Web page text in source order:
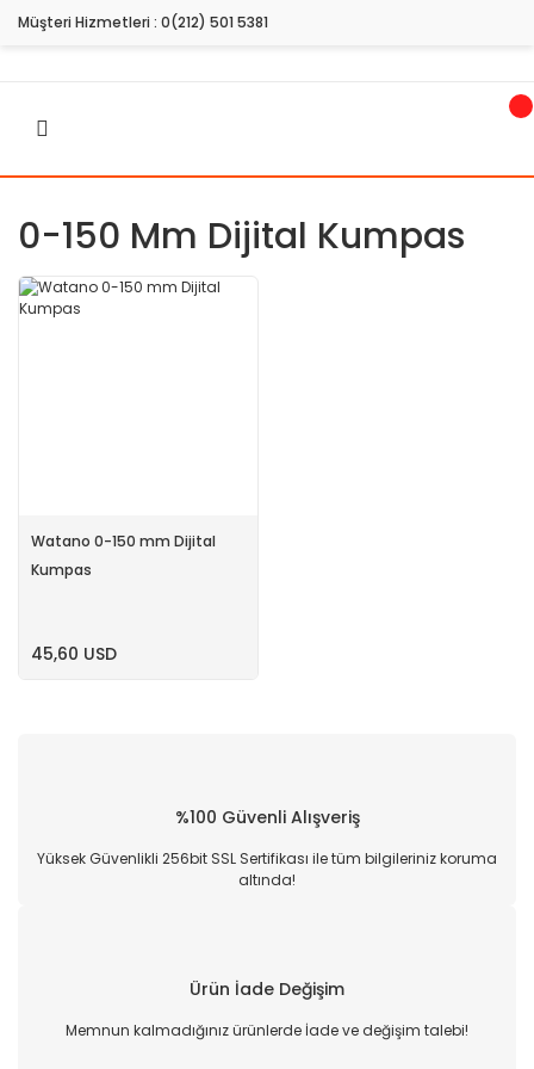
Müşteri Hizmetleri : 0(212) 501 5381
0-150 Mm Dijital Kumpas
Watano 0-150 mm Dijital
Kumpas
45,60 USD
%100 Güvenli Alışveriş
Yüksek Güvenlikli 256bit SSL Sertifikası ile tüm bilgileriniz koruma
altında!
Ürün İade Değişim
Memnun kalmadığınız ürünlerde İade ve değişim talebi!